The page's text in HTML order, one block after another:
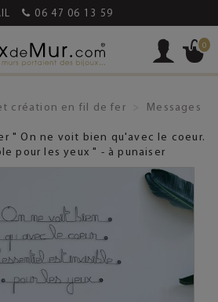
06 47 06 13 59
0
création en fil de fer
Messages
" On ne voit bien qu'avec le coeur.
pour les yeux " - à punaiser